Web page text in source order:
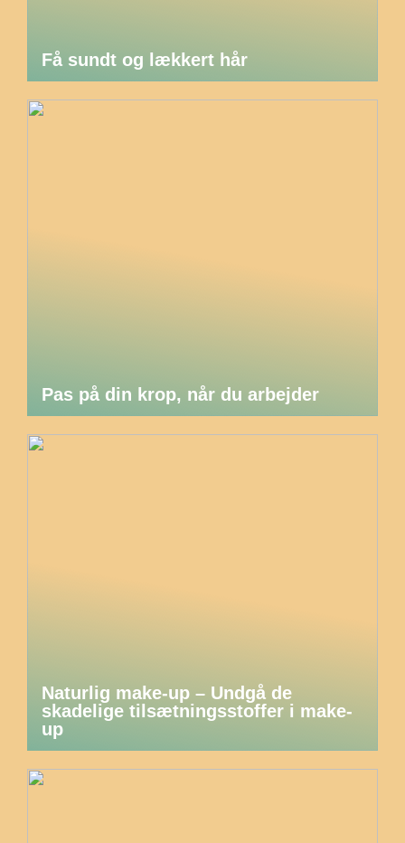
Få sundt og lækkert hår
Pas på din krop, når du arbejder
Naturlig make-up – Undgå de
skadelige tilsætningsstoffer i make-
up